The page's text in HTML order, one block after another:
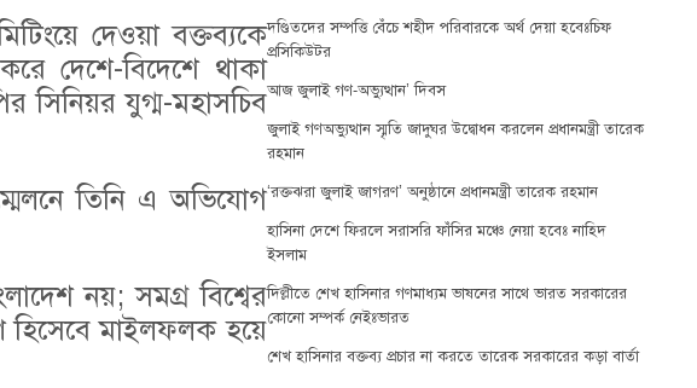
দেওয়া বক্তব্যকে
দেশে-বিদেশে থাকা
সিনিয়র যুগ্ম-মহাসচিব
তিনি এ অভিযোগ
নয়; সমগ্র বিশ্বের
হিসেবে মাইলফলক হয়ে
দণ্ডিতদের সম্পত্তি বেঁচে শহীদ পরিবারকে অর্থ দেয়া হবেঃচিফ
প্রসিকিউটর
আজ জুলাই গণ-অভ্যুত্থান’ দিবস
জুলাই গণঅভ্যুত্থান স্মৃতি জাদুঘর উদ্বোধন করলেন প্রধানমন্ত্রী তারেক
রহমান
‘রক্তঝরা জুলাই জাগরণ’ অনুষ্ঠানে প্রধানমন্ত্রী তারেক রহমান
হাসিনা দেশে ফিরলে সরাসরি ফাঁসির মঞ্চে নেয়া হবেঃ নাহিদ
ইসলাম
দিল্লীতে শেখ হাসিনার গণমাধ্যম ভাষনের সাথে ভারত সরকারের
কোনো সম্পর্ক নেইঃভারত
শেখ হাসিনার বক্তব্য প্রচার না করতে তারেক সরকারের কড়া বার্তা